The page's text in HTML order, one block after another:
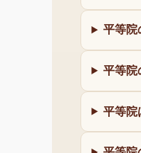
平等院
平等院
平等院